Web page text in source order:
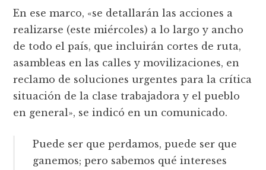
En ese marco, «se detallarán las acciones a
realizarse (este miércoles) a lo largo y ancho
de todo el país, que incluirán cortes de ruta,
asambleas en las calles y movilizaciones, en
reclamo de soluciones urgentes para la crítica
situación de la clase trabajadora y el pueblo
en general», se indicó en un comunicado.
Puede ser que perdamos, puede ser que
ganemos; pero sabemos qué intereses